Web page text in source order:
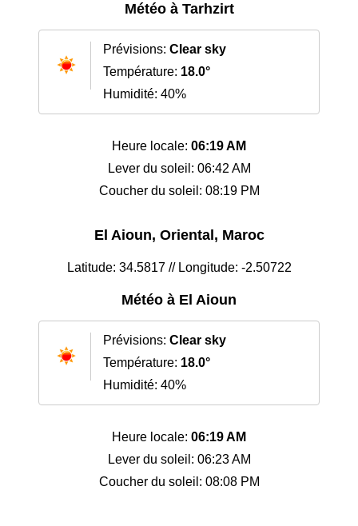
Météo à Tarhzirt
Prévisions: Clear sky
Température: 18.0°
Humidité: 40%
Heure locale: 06:19 AM
Lever du soleil: 06:42 AM
Coucher du soleil: 08:19 PM
El Aioun, Oriental, Maroc
Latitude: 34.5817 // Longitude: -2.50722
Météo à El Aioun
Prévisions: Clear sky
Température: 18.0°
Humidité: 40%
Heure locale: 06:19 AM
Lever du soleil: 06:23 AM
Coucher du soleil: 08:08 PM